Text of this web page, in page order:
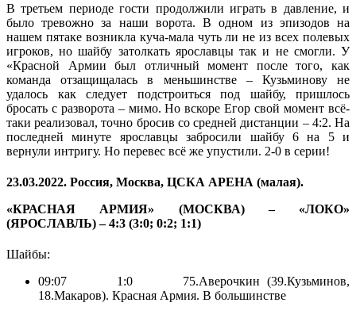
В третьем периоде гости продолжили играть в давление, и
было тревожно за наши ворота. В одном из эпизодов на
нашем пятаке возникла куча-мала чуть ли не из всех полевых
игроков, но шайбу затолкать ярославцы так и не смогли. У
«Красной Армии был отличный момент после того, как
команда отзащищалась в меньшинстве – Кузьминову не
удалось как следует подстроиться под шайбу, пришлось
бросать с разворота – мимо. Но вскоре Егор свой момент всё-
таки реализовал, точно бросив со средней дистанции – 4:2. На
последней минуте ярославцы забросили шайбу 6 на 5 и
вернули интригу. Но перевес всё же упустили. 2-0 в серии!
23.03.2022. Россия, Москва, ЦСКА АРЕНА (малая).
«КРАСНАЯ АРМИЯ» (МОСКВА) – «ЛОКО»
(ЯРОСЛАВЛЬ) – 4:3 (3:0; 0:2; 1:1)
Шайбы:
09:07 1:0 75.Аверочкин (39.Кузьминов,
18.Макаров). Красная Армия. В большинстве